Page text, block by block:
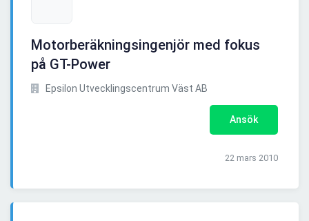
Motorberäkningsingenjör med fokus
på GT-Power
Epsilon Utvecklingscentrum Väst AB
Ansök
22 mars 2010